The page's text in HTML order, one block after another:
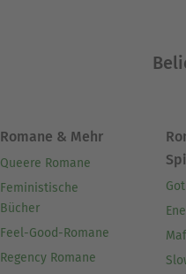
Romane & Mehr
Queere Romane
Feministische
Bücher
Feel-Good-Romane
Regency Romane